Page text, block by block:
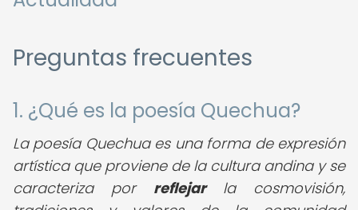
Preguntas frecuentes
1. ¿Qué es la poesía Quechua?
La poesía Quechua es una forma de expresión
artística que proviene de la cultura andina y se
caracteriza por reflejarla cosmovisión,